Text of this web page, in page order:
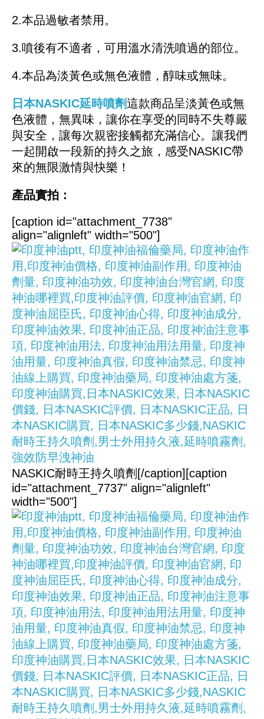
2.本品過敏者禁用。
3.噴後有不適者，可用溫水清洗噴過的部位。
4.本品為淡黃色或無色液體，醇味或無味。
日本NASKIC延時噴劑這款商品呈淡黃色或無
色液體，無異味，讓你在享受的同時不失尊嚴
與安全，讓每次親密接觸都充滿信心。讓我們
一起開啟一段新的持久之旅，感受NASKIC帶
來的無限激情與快樂！
產品實拍：
[caption id="attachment_7738"
align="alignleft" width="500"]
NASKIC耐時王持久噴劑[/caption][caption
id="attachment_7737" align="alignleft"
width="500"]